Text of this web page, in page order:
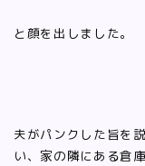
と顔を出しました。
夫がパンクした旨を
い、家の隣にある倉